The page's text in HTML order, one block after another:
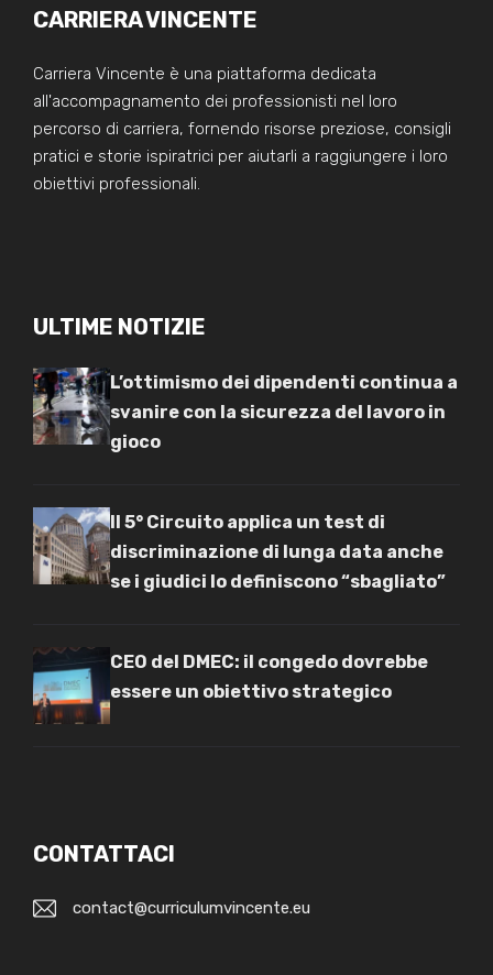
CARRIERA VINCENTE
Carriera Vincente è una piattaforma dedicata
all'accompagnamento dei professionisti nel loro
percorso di carriera, fornendo risorse preziose, consigli
pratici e storie ispiratrici per aiutarli a raggiungere i loro
obiettivi professionali.
ULTIME NOTIZIE
L’ottimismo dei dipendenti continua a
svanire con la sicurezza del lavoro in
gioco
Il 5° Circuito applica un test di
discriminazione di lunga data anche
se i giudici lo definiscono “sbagliato”
CEO del DMEC: il congedo dovrebbe
essere un obiettivo strategico
CONTATTACI
contact@curriculumvincente.eu